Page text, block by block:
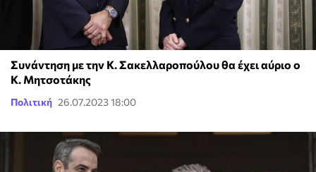
Συνάντηση με την Κ. Σακελλαροπούλου θα έχει αύριο ο
Κ. Μητσοτάκης
Πολιτική 26.07.2023 18:00